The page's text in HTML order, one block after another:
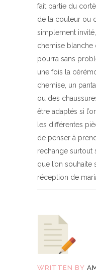
fait partie du
de la couleur ou
simplement
chemise blanche
pourra sans
une fois la
chemise, un
ou des
être adaptés si
les différentes
de penser à
rechange surtout
que l’on souhaite
réception de
WRITTEN BY